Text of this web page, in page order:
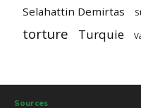
Selahattin Demirtas
torture Turquie
Sources